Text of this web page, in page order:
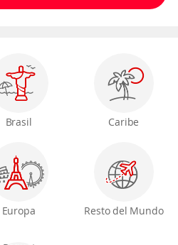
Brasil Caribe
Europa Resto del Mundo